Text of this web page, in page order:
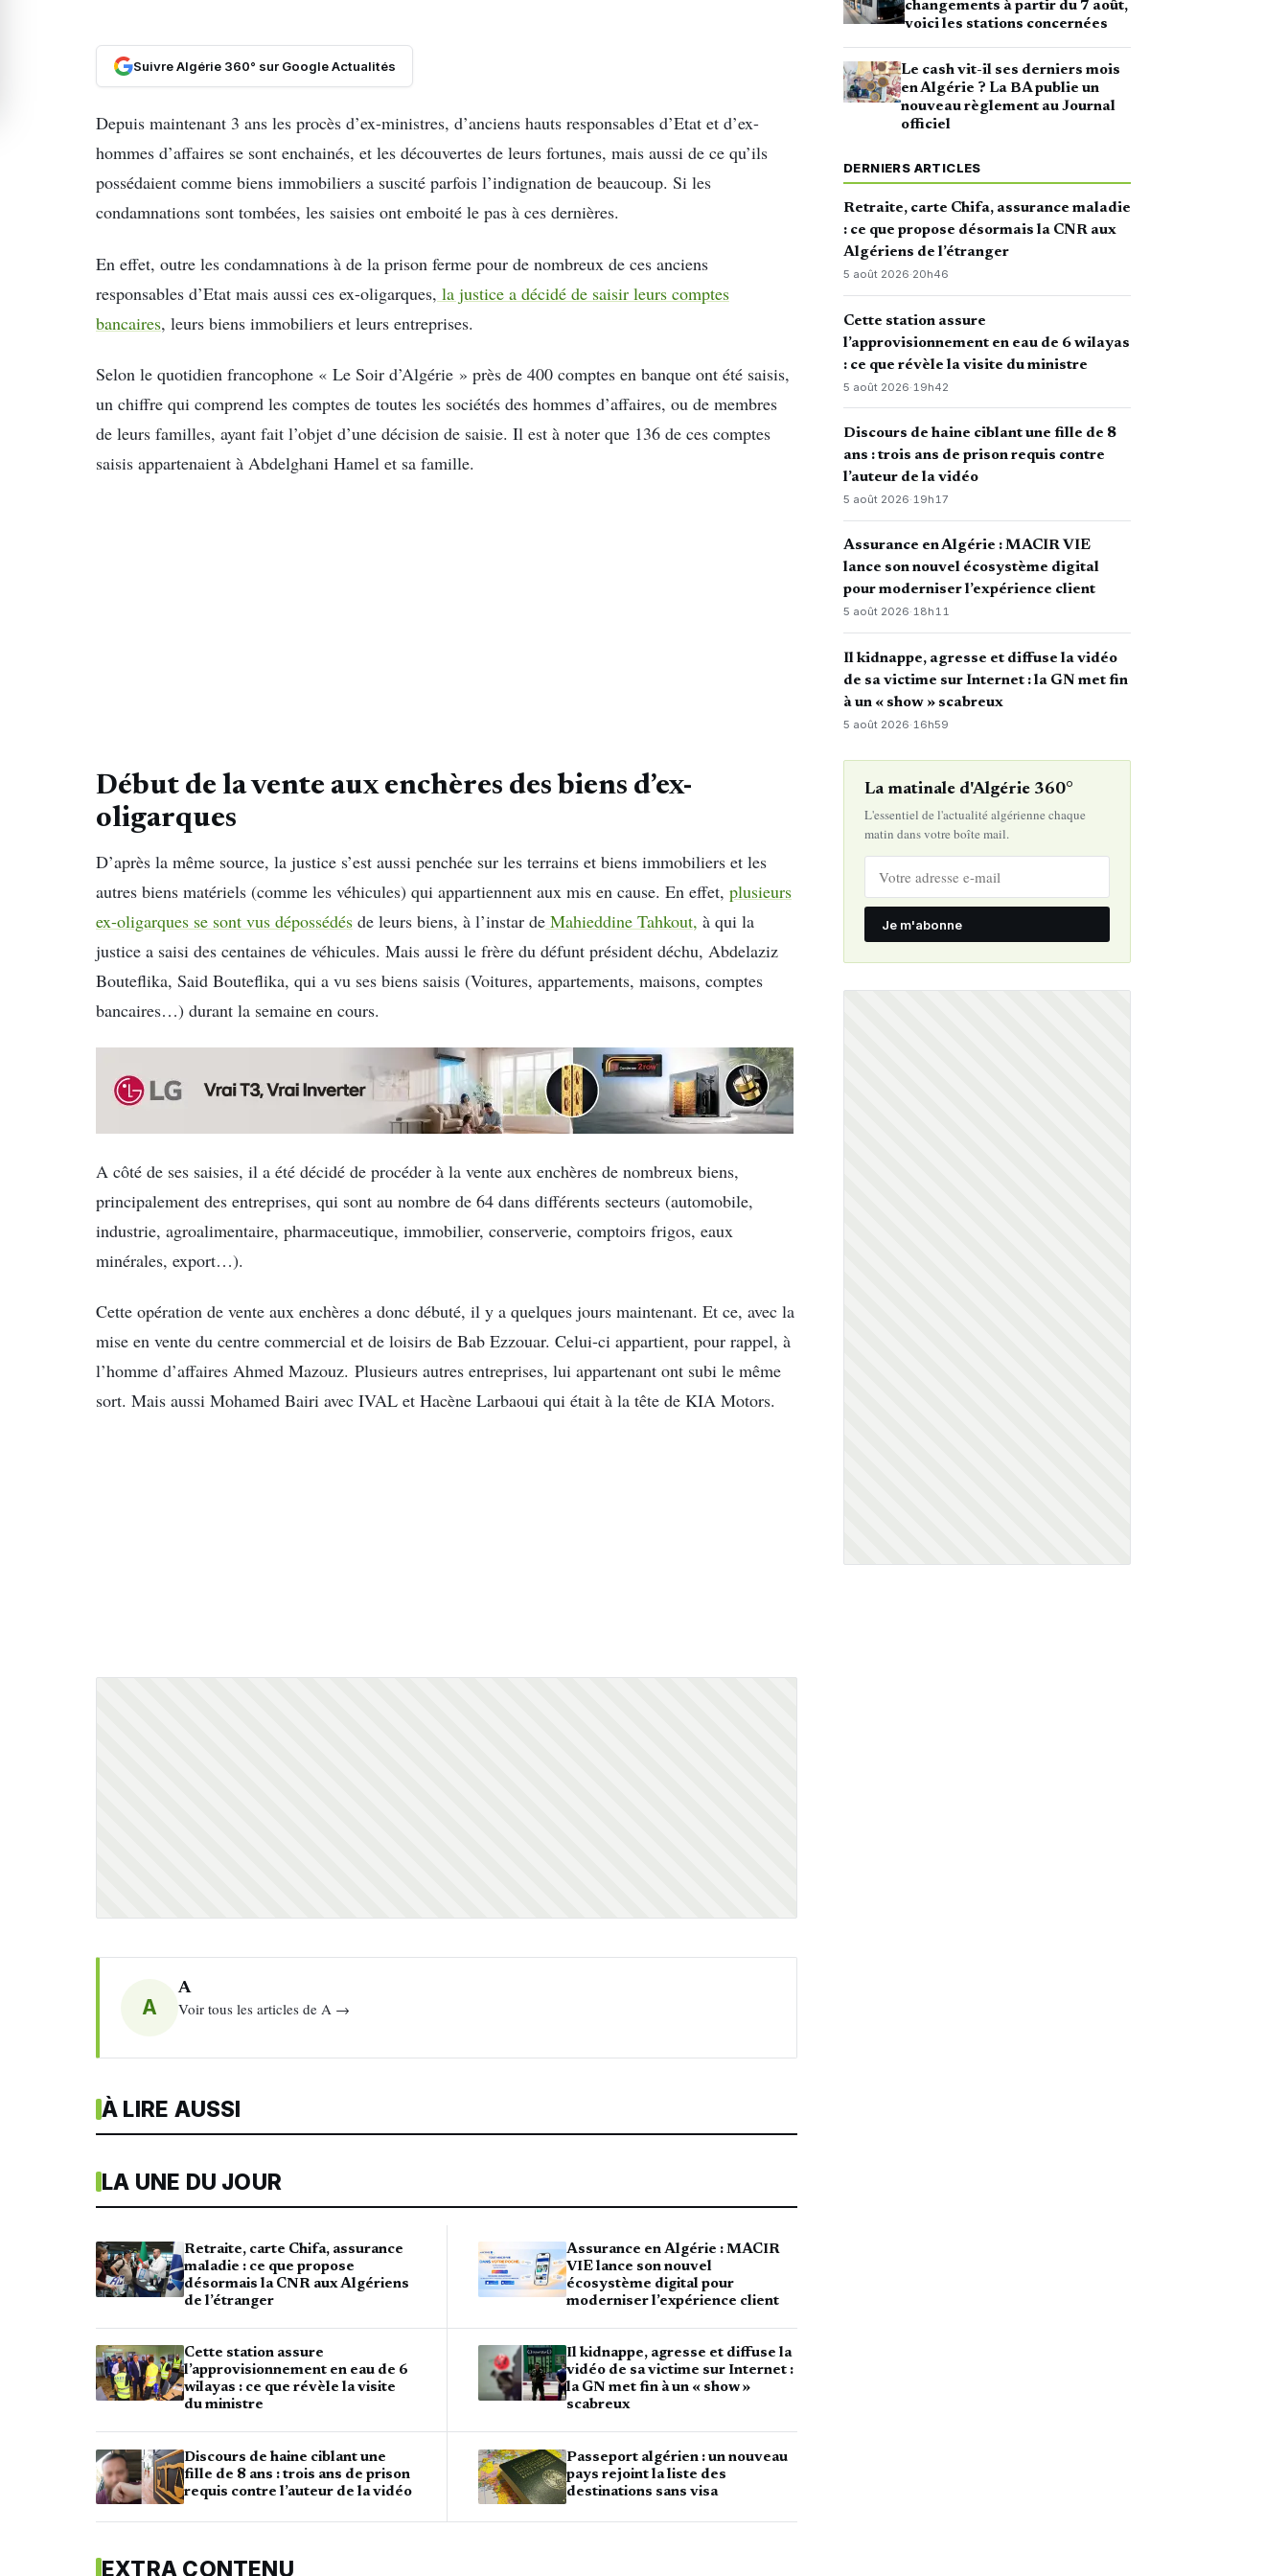
Suivre Algérie 360° sur Google Actualités
Depuis maintenant 3 ans les procès d’ex-ministres, d’anciens hauts responsables d’Etat et d’ex-
hommes d’affaires se sont enchainés, et les découvertes de leurs fortunes, mais aussi de ce qu’ils
possédaient comme biens immobiliers a suscité parfois l’indignation de beaucoup. Si les
condamnations sont tombées, les saisies ont emboité le pas à ces dernières.
En effet, outre les condamnations à de la prison ferme pour de nombreux de ces anciens
responsables d’Etat mais aussi ces ex-oligarques, la justice a décidé de saisir leurs comptes
bancaires, leurs biens immobiliers et leurs entreprises.
Selon le quotidien francophone « Le Soir d’Algérie » près de 400 comptes en banque ont été saisis,
un chiffre qui comprend les comptes de toutes les sociétés des hommes d’affaires, ou de membres
de leurs familles, ayant fait l’objet d’une décision de saisie. Il est à noter que 136 de ces comptes
saisis appartenaient à Abdelghani Hamel et sa famille.
Début de la vente aux enchères des biens d’ex-
oligarques
D’après la même source, la justice s’est aussi penchée sur les terrains et biens immobiliers et les
autres biens matériels (comme les véhicules) qui appartiennent aux mis en cause. En effet, plusieurs
ex-oligarques se sont vus dépossédés de leurs biens, à l’instar de Mahieddine Tahkout, à qui la
justice a saisi des centaines de véhicules. Mais aussi le frère du défunt président déchu, Abdelaziz
Bouteflika, Said Bouteflika, qui a vu ses biens saisis (Voitures, appartements, maisons, comptes
bancaires…) durant la semaine en cours.
A côté de ses saisies, il a été décidé de procéder à la vente aux enchères de nombreux biens,
principalement des entreprises, qui sont au nombre de 64 dans différents secteurs (automobile,
industrie, agroalimentaire, pharmaceutique, immobilier, conserverie, comptoirs frigos, eaux
minérales, export…).
Cette opération de vente aux enchères a donc débuté, il y a quelques jours maintenant. Et ce, avec la
mise en vente du centre commercial et de loisirs de Bab Ezzouar. Celui-ci appartient, pour rappel, à
l’homme d’affaires Ahmed Mazouz. Plusieurs autres entreprises, lui appartenant ont subi le même
sort. Mais aussi Mohamed Bairi avec IVAL et Hacène Larbaoui qui était à la tête de KIA Motors.
A
A
Voir tous les articles de A →
À LIRE AUSSI
LA UNE DU JOUR
Retraite, carte Chifa, assurance
maladie : ce que propose
désormais la CNR aux Algériens
de l’étranger
Cette station assure
l’approvisionnement en eau de 6
wilayas : ce que révèle la visite
du ministre
Discours de haine ciblant une
fille de 8 ans : trois ans de prison
requis contre l’auteur de la vidéo
Assurance en Algérie : MACIR
VIE lance son nouvel
écosystème digital pour
moderniser l’expérience client
Il kidnappe, agresse et diffuse la
vidéo de sa victime sur Internet :
la GN met fin à un « show »
scabreux
Passeport algérien : un nouveau
pays rejoint la liste des
destinations sans visa
EXTRA CONTENU
changements à partir du 7 août,
voici les stations concernées
Le cash vit-il ses derniers mois
en Algérie ? La BA publie un
nouveau règlement au Journal
officiel
DERNIERS ARTICLES
Retraite, carte Chifa, assurance maladie
: ce que propose désormais la CNR aux
Algériens de l’étranger
5 août 2026·20h46
Cette station assure
l’approvisionnement en eau de 6 wilayas
: ce que révèle la visite du ministre
5 août 2026· 19h42
Discours de haine ciblant une fille de 8
ans : trois ans de prison requis contre
l’auteur de la vidéo
5 août 2026·19h17
Assurance en Algérie : MACIR VIE
lance son nouvel écosystème digital
pour moderniser l’expérience client
5 août 2026·18h11
Il kidnappe, agresse et diffuse la vidéo
de sa victime sur Internet : la GN met fin
à un « show » scabreux
5 août 2026· 16h59
La matinale d'Algérie 360°
L'essentiel de l'actualité algérienne chaque
matin dans votre boîte mail.
Je m'abonne